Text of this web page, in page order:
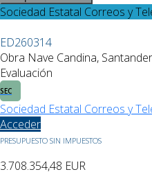
Sociedad Estatal Correos y
ED260314
Obra Nave Candina,
Evaluación
SEC
Sociedad Estatal Correos y
Acceder
PRESUPUESTO SIN IMPUESTOS
3.708.354,48 EUR